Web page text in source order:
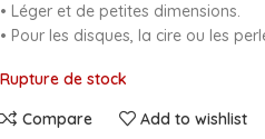
• Léger et de petites dimensions.
• Pour les disques, la cire ou les
Rupture de stock
Compare
Add to wishlist